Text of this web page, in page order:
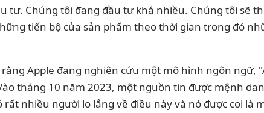
tư. Chúng tôi đang đầu tư khá nhiều. Chúng tôi sẽ
tiến bộ của sản phẩm theo thời gian trong đó
rằng Apple đang nghiên cứu một mô hình ngôn ngữ,
tháng 10 năm 2023, một nguồn tin được mệnh
nhiều người lo lắng về điều này và nó được coi là